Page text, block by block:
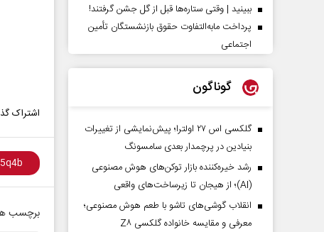
اشتراک
برچسب
ببینید | وقتی ستاره‌ها قبل از گل جشن گرفتند!
پرداخت مابه‌التفاوت حقوق بازنشستگان تأمین
اجتماعی
گوناگون
گلکسی اس ۲۷ اولترا؛ پیش‌نمایشی از تغییرات
بنیادین در پرچمدار بعدی سامسونگ
رشد خیره‌کننده بازار توکن‌های هوش مصنوعی
(AI)؛ از هیجان تا زیرساخت‌های واقعی
انقلاب گوشی‌های تاشو‌ با طعم هوش مصنوعی؛
معرفی و مقایسه خانواده گلکسی Z۸